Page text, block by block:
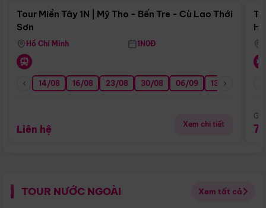
Tour Miền Tây 1N | Mỹ Tho - Bến Tre - Cù Lao Thới
Sơn
Hồ Chí Minh 1N0Đ
14/08 16/08 23/08 30/08 06/09 13/09
Liên hệ Xem chi tiết
TOUR NƯỚC NGOÀI Xem tất cả
Điểm nổi bật